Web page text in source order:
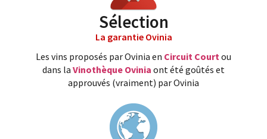
Sélection
La garantie Ovinia
Les vins proposés par Ovinia en Circuit Court ou
dans la Vinothèque Ovinia ont été goûtés et
approuvés (vraiment) par Ovinia